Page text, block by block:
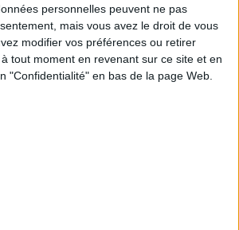
personnelles peuvent ne pas
mais vous avez le droit de vous
modifier vos préférences ou retirer
tout moment en revenant sur ce site et en
"Confidentialité" en bas de la page Web.
AFFORDABLE MADE-IN-FRANCE
FRAGRANCES